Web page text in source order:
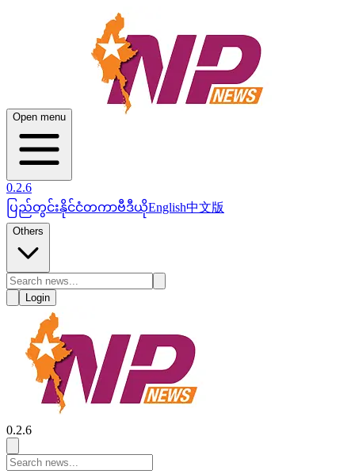
Open menu
0.2.6
ပြည်တွင်းနိုင်ငံတကာဗီဒီယိုEnglish中文版
Others
Login
0.2.6